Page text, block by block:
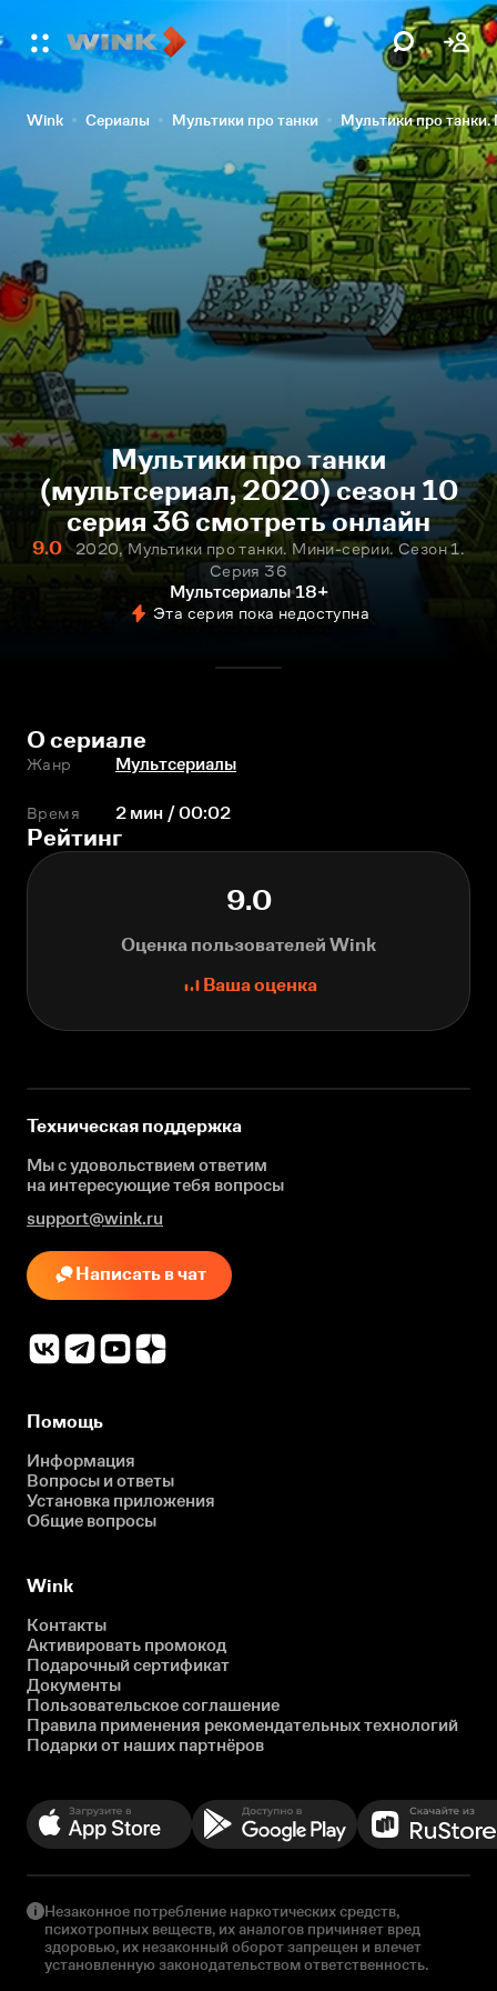
Wink Сериалы Мультики про танки Мультики про
Мультики про танки
(мультсериал, 2020) сезон 10
серия 36 смотреть онлайн
9.0
2020, Мультики про танки. Мини-серии. Сезон 1.
Серия 36
Мультсериалы 18+
Эта серия пока недоступна
О сериале
Жанр Мультсериалы
Время 2 мин / 00:02
Рейтинг
9.0
Оценка пользователей Wink
Ваша оценка
Техническая поддержка
Мы с удовольствием ответим
на интересующиетебя вопросы
support@wink.ru
Написать в чат
Помощь
Информация
Вопросы и ответы
Установка приложения
Общие вопросы
Wink
Контакты
Активировать промокод
Подарочный сертификат
Документы
Пользовательское соглашение
Правила применения рекомендательных технологий
Подарки от наших партнёров
Незаконное потребление наркотических средств,
психотропных веществ, их аналогов причиняет вред
здоровью, их незаконный оборот запрещен и влечет
установленную законодательством ответственность.